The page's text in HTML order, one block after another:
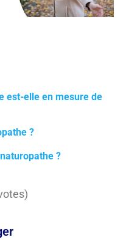
est-elle en mesure de
?
?